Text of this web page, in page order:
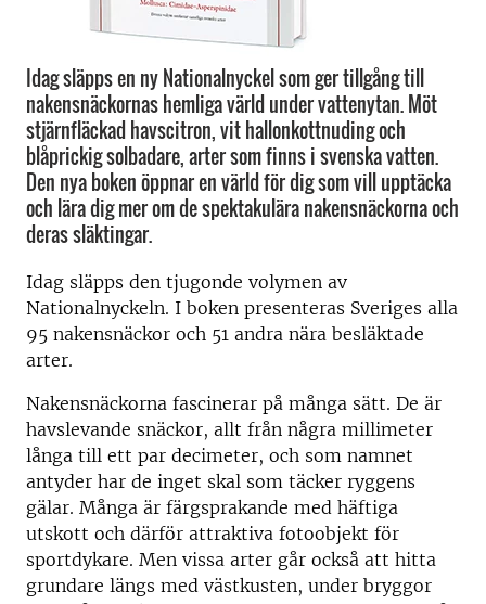
Idag släpps en ny Nationalnyckel som ger tillgång till
nakensnäckornas hemliga värld under vattenytan. Möt
stjärnfläckad havscitron, vit hallonkottnuding och
blåprickig solbadare, arter som finns i svenska vatten.
Den nya boken öppnar en värld för dig som vill upptäcka
och lära dig mer om de spektakulära nakensnäckorna och
deras släktingar.
Idag släpps den tjugonde volymen av
Nationalnyckeln. I boken presenteras Sveriges alla
95 nakensnäckor och 51 andra nära besläktade
arter.
Nakensnäckorna fascinerar på många sätt. De är
havslevande snäckor, allt från några millimeter
långa till ett par decimeter, och som namnet
antyder har de inget skal som täcker ryggens
gälar. Många är färgsprakande med häftiga
utskott och därför attraktiva fotoobjekt för
sportdykare. Men vissa arter går också att hitta
grundare längs med västkusten, under bryggor